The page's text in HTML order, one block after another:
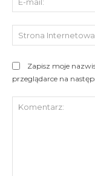
Zapisz moje
przeglądarce na